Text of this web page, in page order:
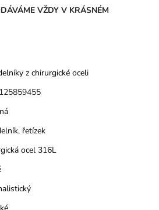
VŽDY V KRÁSNÉM
z chirurgické oceli
, řetízek
ocel 316L